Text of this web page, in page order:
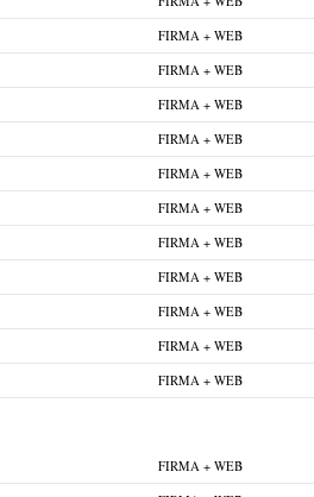
FIRMA + WEB
FIRMA + WEB
FIRMA + WEB
FIRMA + WEB
FIRMA + WEB
FIRMA + WEB
FIRMA + WEB
FIRMA + WEB
FIRMA + WEB
FIRMA + WEB
FIRMA + WEB
FIRMA + WEB